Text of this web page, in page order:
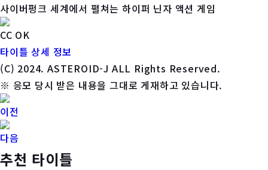
사이버펑크 세계에서 펼쳐는 하이퍼 닌자 액션 게임
CC OK
타이틀 상세 정보
(C) 2024. ASTEROID-J ALL Rights Reserved.
※ 응모 당시 받은 내용을 그대로 게재하고 있습니다.
이전
다음
추천 타이틀